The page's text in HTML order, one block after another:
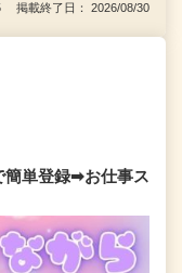
掲載終了日： 2026/08/30
簡単登録➡お仕事ス